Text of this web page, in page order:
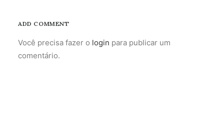
ADD COMMENT
Você precisa fazer o login para publicar um
comentário.